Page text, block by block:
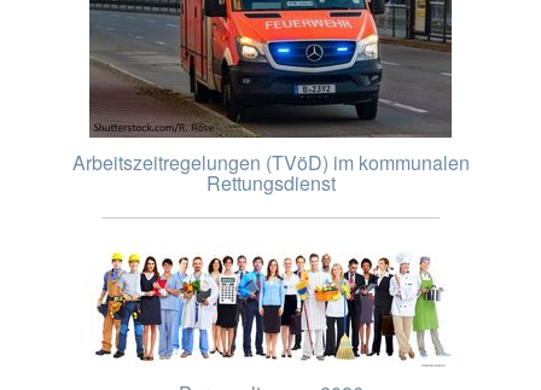
Arbeitszeitregelungen (TVöD) im kommunalen
Rettungsdienst